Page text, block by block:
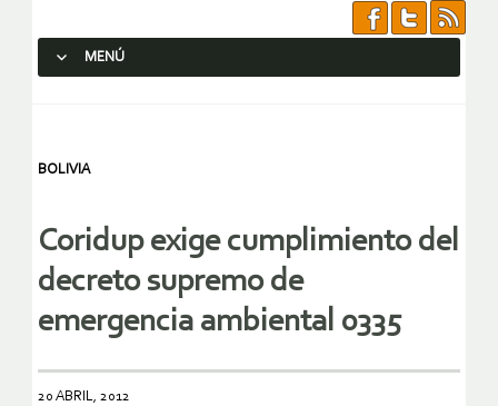
MENÚ
BOLIVIA
Coridup exige cumplimiento del
decreto supremo de
emergencia ambiental 0335
20 ABRIL, 2012